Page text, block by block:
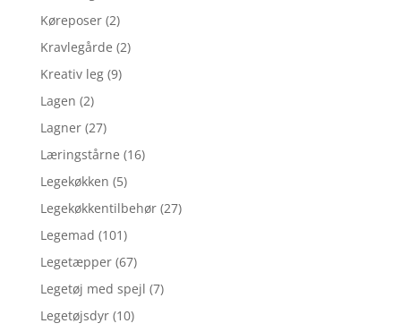
Køreposer (2)
Kravlegårde (2)
Kreativ leg (9)
Lagen (2)
Lagner (27)
Læringstårne (16)
Legekøkken (5)
Legekøkkentilbehør (27)
Legemad (101)
Legetæpper (67)
Legetøj med spejl (7)
Legetøjsdyr (10)